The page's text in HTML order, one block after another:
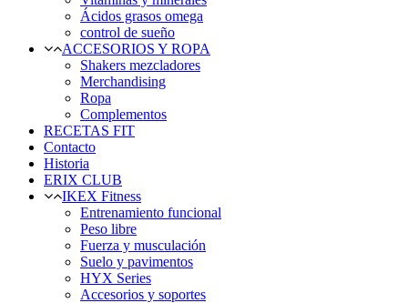
Ácidos grasos omega
control de sueño
ACCESORIOS Y ROPA
Shakers mezcladores
Merchandising
Ropa
Complementos
RECETAS FIT
Contacto
Historia
ERIX CLUB
IKEX Fitness
Entrenamiento funcional
Peso libre
Fuerza y musculación
Suelo y pavimentos
HYX Series
Accesorios y soportes